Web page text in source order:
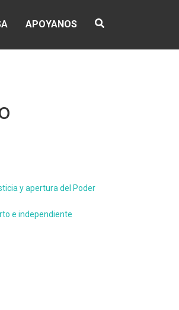
APOYANOS
y apertura del Poder
e independiente